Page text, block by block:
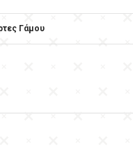
Γάμου